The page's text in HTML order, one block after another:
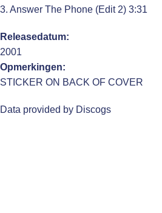
3. Answer The Phone (Edit 2) 3:31
Releasedatum:
2001
Opmerkingen:
STICKER ON BACK OF COVER
Data provided by Discogs